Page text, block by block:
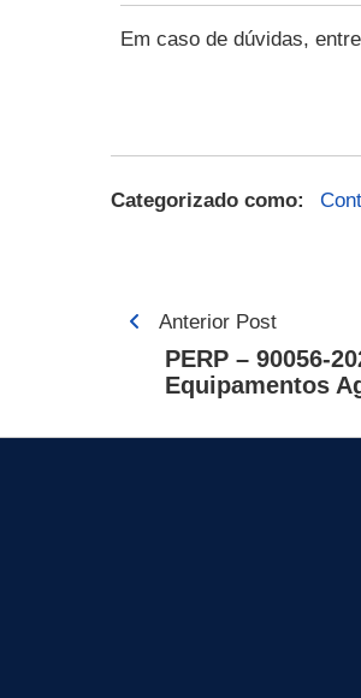
Em caso de dúvidas,
Categorizado como:
Navegação
Post
Anterior Post
PERP – 90056-
Equipamentos